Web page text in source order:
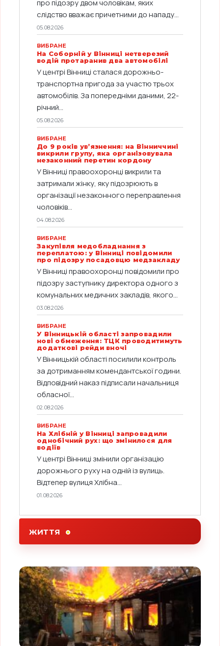
про підозру двом чоловікам, яких
слідство вважає причетними до нападу...
05.08.2026
ВИБРАНЕ
На Соборній у Вінниці нетверезий
водій протаранив два автомобілі
У центрі Вінниці сталася дорожньо-
транспортна пригода за участю трьох
автомобілів. За попередніми даними, 22-
річний...
05.08.2026
ВИБРАНЕ
До 9 років ув’язнення: на Вінниччині
викрили групу, яка організовувала
незаконний перетин кордону
У Вінниці правоохоронці викрили та
затримали жінку, яку підозрюють в
організації незаконного переправлення
чоловіків...
04.08.2026
ВИБРАНЕ
Закупівля медобладнання з
переплатою: у Вінниці повідомили
про підозру посадовцю медзакладу
У Вінниці правоохоронці повідомили про
підозру заступнику директора одного з
комунальних медичних закладів, якого...
03.08.2026
ВИБРАНЕ
У Вінницькій області запровадили
нові обмеження: ТЦК проводитимуть
додаткові рейди вночі
У Вінницькій області посилили контроль
за дотриманням комендантської години.
Відповідний наказ підписали начальниця
обласної...
02.08.2026
ВИБРАНЕ
На Хлібній у Вінниці запровадили
однобічний рух: що змінилося для
водіїв
У центрі Вінниці змінили організацію
дорожнього руху на одній із вулиць.
Відтепер вулиця Хлібна...
01.08.2026
ЖИТТЯ